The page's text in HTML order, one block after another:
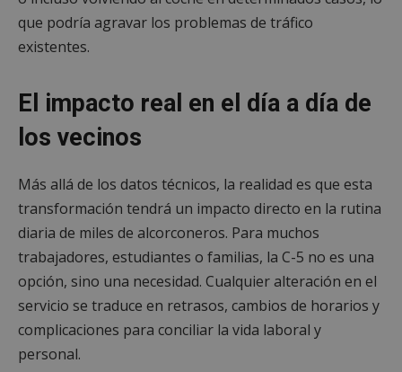
que podría agravar los problemas de tráfico
existentes.
El impacto real en el día a día de
los vecinos
Más allá de los datos técnicos, la realidad es que esta
transformación tendrá un impacto directo en la rutina
diaria de miles de alcorconeros. Para muchos
trabajadores, estudiantes o familias, la C-5 no es una
opción, sino una necesidad. Cualquier alteración en el
servicio se traduce en retrasos, cambios de horarios y
complicaciones para conciliar la vida laboral y
personal.